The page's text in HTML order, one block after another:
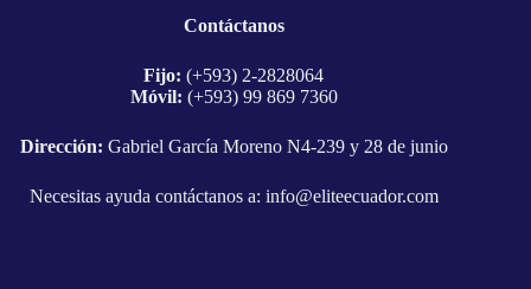
Contáctanos
Fijo:(+593) 2-2828064
Móvil: (+593) 99 869 7360
Dirección: Gabriel García Moreno N4-239 y 28 de junio
Necesitas ayuda contáctanos a: info@eliteecuador.com